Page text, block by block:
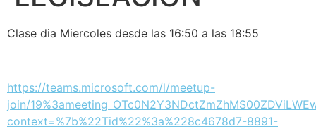
Clase dia Miercoles desde las 16:50 a las 18:55
https://teams.microsoft.com/l/meetup-
join/
context=%7b%22Tid%22%3a%228c4678d7-8891-